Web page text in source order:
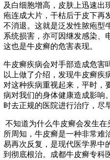
及白细胞增高，皮肤上迅速出
疱连成大片，干枯后于皮下再
不消退。这就是泛发性脓疱型
系统损害，亦可因继发感染、
这也是牛皮癣的危害表现。
牛皮癣疾病会对手部造成危害
以上做了介绍，发现牛皮癣疾
对这种疾病重视起来，平时，
病对我们的身体健康造成影响
时去正规的医院进行治疗，尽
不知道为什么牛皮癣会发生在
所周知，牛皮癣是一种非常难
易再次反复，是现代医学界中
到彻底根治。成都牛皮癣专科